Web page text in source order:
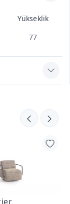
Yükseklik
77